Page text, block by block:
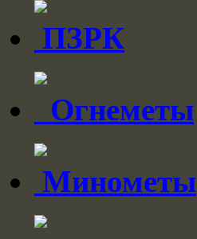
ПЗРК
Огнеметы
Минометы